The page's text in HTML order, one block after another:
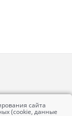
сайта
(cookie, данные